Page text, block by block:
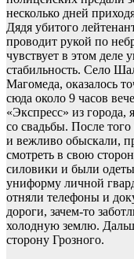
несколько дней
Дядя убитого
проводит рукой по
чувствует в этом деле
стабильность. Село
Магомеда, оказалось
сюда около 9 часов
«Экспресс» из
со свадьбы. После
и вежливо обыскали,
смотреть в свою
силовики и были
униформу личной
отняли телефоны и
дороги, зачем-то
холодную землю.
сторону Грозного.